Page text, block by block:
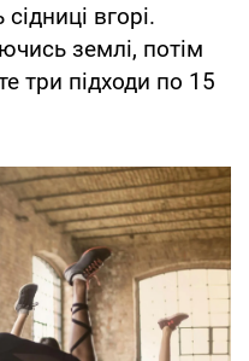
вгорі.
землі, потім
три підходи по 15